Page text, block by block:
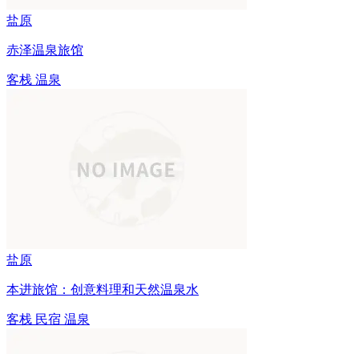
盐原
赤泽温泉旅馆
客栈 温泉
盐原
本进旅馆：创意料理和天然温泉水
客栈 民宿 温泉